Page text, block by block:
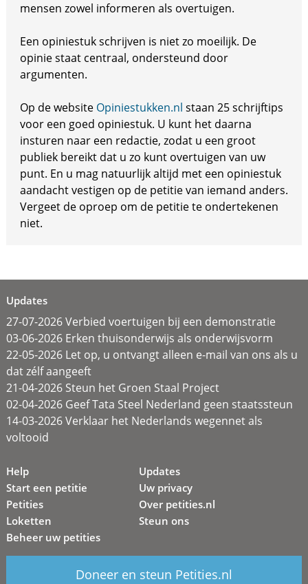
mensen zowel informeren als overtuigen.
Een opiniestuk schrijven is niet zo moeilijk. De
opinie staat centraal, ondersteund door
argumenten.
Op de website Opiniestukken.nl staan 25 schrijftips
voor een goed opiniestuk. U kunt het daarna
insturen naar een redactie, zodat u een groot
publiek bereikt dat u zo kunt overtuigen van uw
punt. En u mag natuurlijk altijd met een opiniestuk
aandacht vestigen op de petitie van iemand anders.
Vergeet de oproep om de petitie te ondertekenen
niet.
Updates
27-07-2026 Verbied voertuigen bij een demonstratie
03-06-2026 Erken thuisonderwijs als onderwijsvorm
22-05-2026 Let op, u ontvangt alleen e-mail van ons als u
dat zélf aangeeft
21-04-2026 Steun het Groen Staal Project
02-04-2026 Geef Tata Steel Nederland geen staatssteun
14-03-2026 Verklaar het Nederlands wegennet als
voltooid
Help
Start een petitie
Petities
Loketten
Beheer uw petities
Updates
Uw privacy
Over petities.nl
Steun ons
Doneer en steun Petities.nl